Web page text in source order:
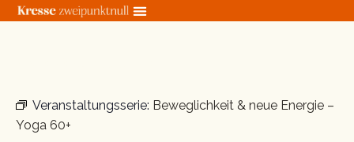
Zum
Veranstaltungsserie: Beweglichkeit & neue Energie –
Yoga 60+